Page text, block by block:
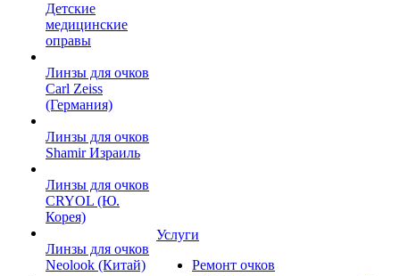
Детские
медицинские
оправы
Линзы для очков
Carl Zeiss
(Германия)
Линзы для очков
Shamir Израиль
Линзы для очков
CRYOL (Ю.
Корея)
Линзы для очков
Neolook (Китай)
Услуги
Ремонт очков